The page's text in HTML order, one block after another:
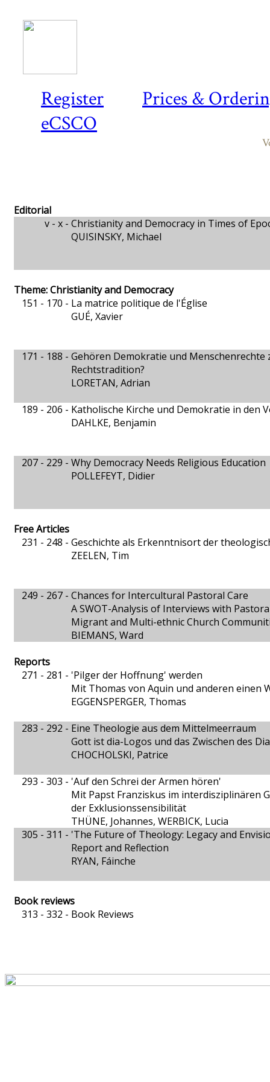
Register
Prices &
eCSCO
Editorial
v - x - Christianity and Democracy in Times of
QUISINSKY, Michael
Theme: Christianity and Democracy
151 - 170 - La matrice politique de l'Église
GUÉ, Xavier
171 - 188 - Gehören Demokratie und Menschenrechte
Rechtstradition?
LORETAN, Adrian
189 - 206 - Katholische Kirche und Demokratie in den
DAHLKE, Benjamin
207 - 229 - Why Democracy Needs Religious Education
POLLEFEYT, Didier
Free Articles
231 - 248 - Geschichte als Erkenntnisort der
ZEELEN, Tim
249 - 267 - Chances for Intercultural Pastoral Care
A SWOT-Analysis of Interviews with
Migrant and Multi-ethnic Church
BIEMANS, Ward
Reports
271 - 281 - 'Pilger der Hoffnung' werden
Mit Thomas von Aquin und anderen einen
EGGENSPERGER, Thomas
283 - 292 - Eine Theologie aus dem Mittelmeerraum
Gott ist dia-Logos und das Zwischen des
CHOCHOLSKI, Patrice
293 - 303 - 'Auf den Schrei der Armen hören'
Mit Papst Franziskus im interdisziplinären
der Exklusionssensibilität
THÜNE, Johannes, WERBICK, Lucia
305 - 311 - 'The Future of Theology: Legacy and
Report and Reflection
RYAN, Fáinche
Book reviews
313 - 332 - Book Reviews